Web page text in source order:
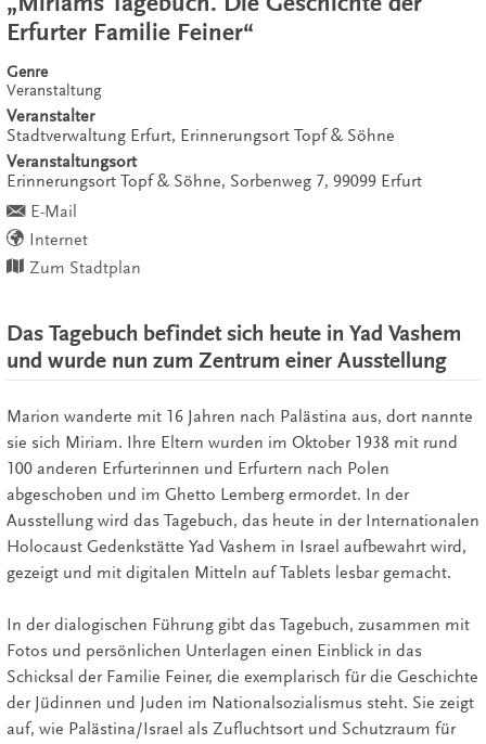
Erfurter Familie Feiner“
Genre
Veranstaltung
Veranstalter
Stadtverwaltung Erfurt, Erinnerungsort Topf & Söhne
Veranstaltungsort
Erinnerungsort Topf & Söhne, Sorbenweg 7, 99099 Erfurt
E-Mail
Internet
Zum Stadtplan
Das Tagebuch befindet sich heute in Yad Vashem
und wurde nun zum Zentrum einer Ausstellung
Marion wanderte mit 16 Jahren nach Palästina aus, dort nannte
sie sich Miriam. Ihre Eltern wurden im Oktober 1938 mit rund
100 anderen Erfurterinnen und Erfurtern nach Polen
abgeschoben und im Ghetto Lemberg ermordet. In der
Ausstellung wird das Tagebuch, das heute in der Internationalen
Holocaust Gedenkstätte Yad Vashem in Israel aufbewahrt wird,
gezeigt und mit digitalen Mitteln auf Tablets lesbar gemacht.
In der dialogischen Führung gibt das Tagebuch, zusammen mit
Fotos und persönlichen Unterlagen einen Einblick in das
Schicksal der Familie Feiner, die exemplarisch für die Geschichte
der Jüdinnen und Juden im Nationalsozialismus steht. Sie zeigt
auf, wie Palästina/Israel als Zufluchtsort und Schutzraum für